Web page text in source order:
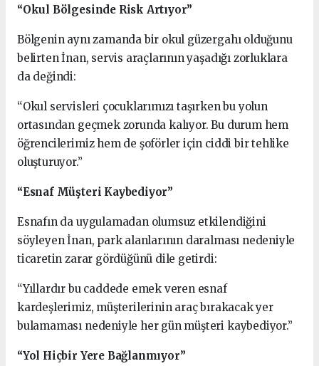
“Okul Bölgesinde Risk Artıyor”
Bölgenin aynı zamanda bir okul güzergahı olduğunu
belirten İnan, servis araçlarının yaşadığı zorluklara
da değindi:
“Okul servisleri çocuklarımızı taşırken bu yolun
ortasından geçmek zorunda kalıyor. Bu durum hem
öğrencilerimiz hem de şoförler için ciddi bir tehlike
oluşturuyor.”
“Esnaf Müşteri Kaybediyor”
Esnafın da uygulamadan olumsuz etkilendiğini
söyleyen İnan, park alanlarının daralması nedeniyle
ticaretin zarar gördüğünü dile getirdi:
“Yıllardır bu caddede emek veren esnaf
kardeşlerimiz, müşterilerinin araç bırakacak yer
bulamaması nedeniyle her gün müşteri kaybediyor.”
“Yol Hiçbir Yere Bağlanmıyor”